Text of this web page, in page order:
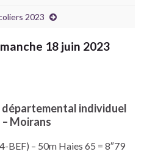
2023
18 juin 2023
départemental individuel
– Moirans
BEF) – 50m Haies 65 = 8″79